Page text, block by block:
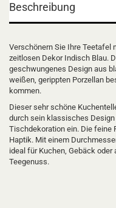
Beschreibung
Verschönern Sie Ihre Teetafel
zeitlosen Dekor Indisch Blau.
geschwungenes Design aus
weißen, gerippten Porzellan
kommen.
Dieser sehr schöne
durch sein klassisches
Tischdekoration ein. Die feine
Haptik. Mit einem
ideal für Kuchen, Gebäck
Teegenuss.